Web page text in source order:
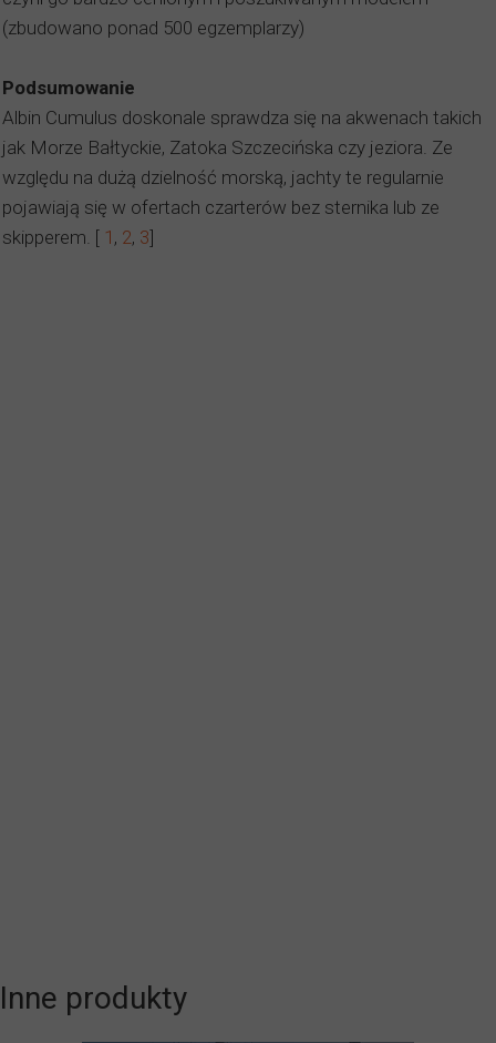
(zbudowano ponad 500 egzemplarzy)
Podsumowanie
Albin Cumulus doskonale sprawdza się na akwenach takich
jak Morze Bałtyckie, Zatoka Szczecińska czy jeziora. Ze
względu na dużą dzielność morską, jachty te regularnie
pojawiają się w ofertach czarterów bez sternika lub ze
skipperem. [ 1 , 2, 3]
Inne produkty